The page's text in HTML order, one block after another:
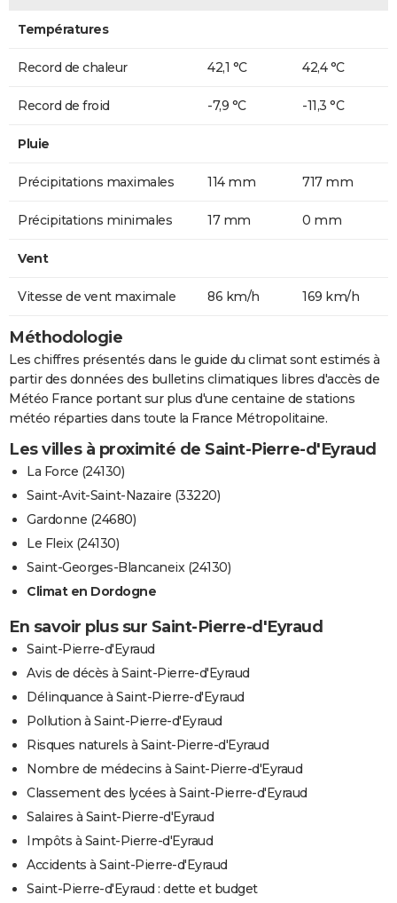
Températures
Record de chaleur 42,1 °C 42,4 °C
Record de froid -7,9 °C -11,3 °C
Pluie
Précipitations maximales 114 mm 717 mm
Précipitations minimales 17 mm 0 mm
Vent
Vitesse de vent maximale 86 km/h 169 km/h
Méthodologie
Les chiffres présentés dans le guide du climat sont estimés à
partir des données des bulletins climatiques libres d'accès de
Météo France portant sur plus d'une centaine de stations
météo réparties dans toute la France Métropolitaine.
Les villes à proximité de Saint-Pierre-d'Eyraud
La Force (24130)
Saint-Avit-Saint-Nazaire (33220)
Gardonne (24680)
Le Fleix (24130)
Saint-Georges-Blancaneix (24130)
Climat en Dordogne
En savoir plus sur Saint-Pierre-d'Eyraud
Saint-Pierre-d'Eyraud
Avis de décès à Saint-Pierre-d'Eyraud
Délinquance à Saint-Pierre-d'Eyraud
Pollution à Saint-Pierre-d'Eyraud
Risques naturels à Saint-Pierre-d'Eyraud
Nombre de médecins à Saint-Pierre-d'Eyraud
Classement des lycées à Saint-Pierre-d'Eyraud
Salaires à Saint-Pierre-d'Eyraud
Impôts à Saint-Pierre-d'Eyraud
Accidents à Saint-Pierre-d'Eyraud
Saint-Pierre-d'Eyraud : dette et budget